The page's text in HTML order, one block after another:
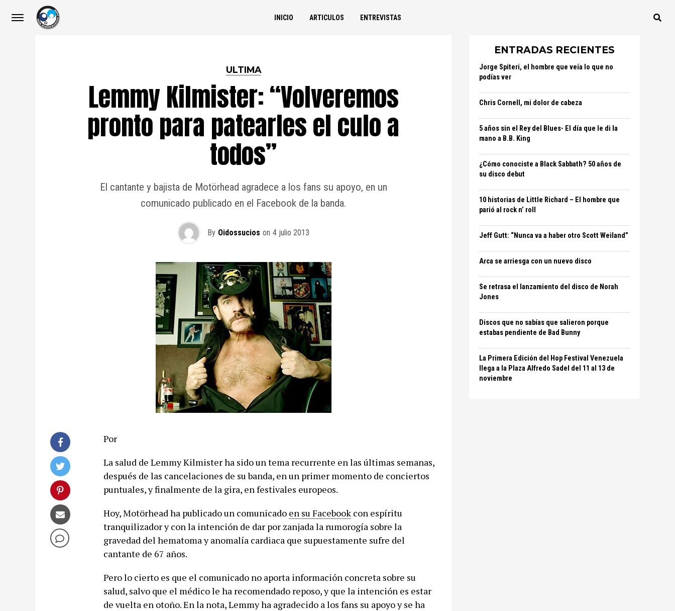
INICIO ARTICULOS ENTREVISTAS
ULTIMA
Lemmy Kilmister: “Volveremos
pronto para patearles el culo a
todos”
El cantante y bajista de Motörhead agradece a los fans su apoyo, en un
comunicado publicado en el Facebook de la banda.
By Oidossucios on 4 julio 2013
Por
La salud de Lemmy Kilmister ha sido un tema recurrente en las últimas semanas,
después de las cancelaciones de su banda, en un primer momento de conciertos
puntuales, y finalmente de la gira, en festivales europeos.
Hoy, Motörhead ha publicado un comunicado en su Facebookcon espíritu
tranquilizador y con la intención de dar por zanjada la rumorogía sobre la
gravedad del hematoma y anomalía cardiaca que supuestamente sufre del
cantante de 67 años.
Pero lo cierto es que el comunicado no aporta información concreta sobre su
salud, salvo que el médico le ha recomendado reposo, y que la intención es estar
de vuelta en otoño. En la nota, Lemmy ha agradecido a los fans su apoyo y se ha
ENTRADAS RECIENTES
Jorge Spiteri, el hombre que veía lo que no
podías ver
Chris Cornell, mi dolor de cabeza
5 años sin el Rey del Blues- El día que le di la
mano a B.B. King
¿Cómo conociste a Black Sabbath? 50 años de
su disco debut
10 historias de Little Richard – El hombre que
parió al rock n’ roll
Jeff Gutt: “Nunca va a haber otro Scott Weiland”
Arca se arriesga con un nuevo disco
Se retrasa el lanzamiento del disco de Norah
Jones
Discos que no sabías que salieron porque
estabas pendiente de Bad Bunny
La Primera Edición del Hop Festival Venezuela
llega a la Plaza Alfredo Sadel del 11 al 13 de
noviembre